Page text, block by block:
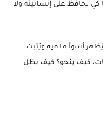
كي يحافظ على إنسانيته ولا
أسوأ ما فيه ويُثبت
كيف ينجو؟ كيف يظل